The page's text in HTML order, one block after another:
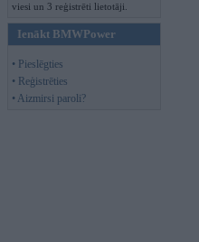
viesi un 3 reģistrēti lietotāji.
Ienākt BMWPower
• Pieslēgties
• Reģistrēties
• Aizmirsi paroli?